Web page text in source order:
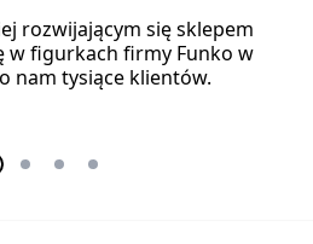
rozwijającym się sklepem
w figurkach firmy Funko w
nam tysiące klientów.